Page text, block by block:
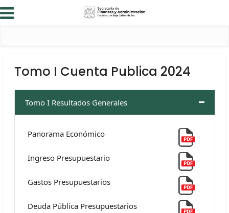
Tomo I Cuenta Publica 2024
Tomo I Resultados Generales
Panorama Económico
Ingreso Presupuestario
Gastos Presupuestarios
Deuda Pública Presupuestarios